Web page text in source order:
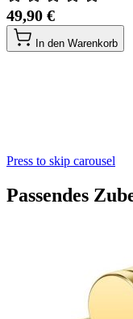
49,90 €
In den Warenkorb
Press to skip carousel
Passendes